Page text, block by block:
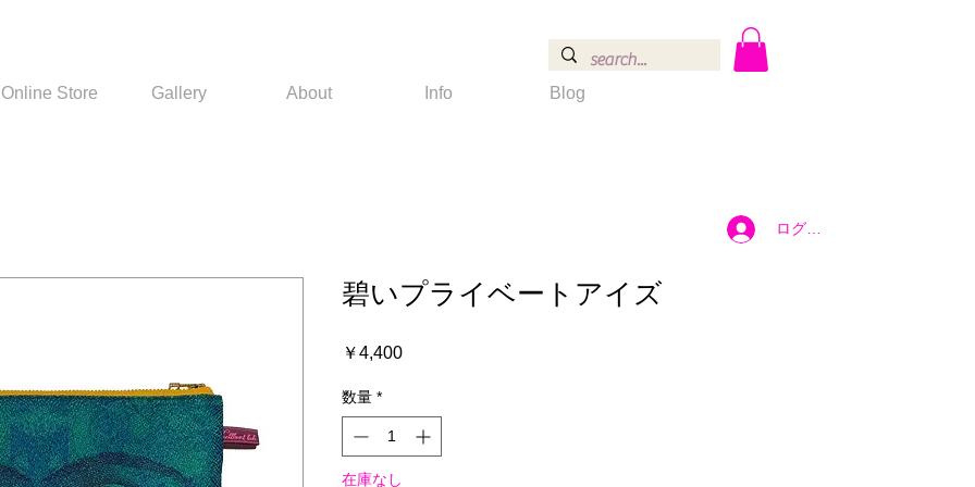
Online Store Gallery About Info Blog
ログイン
碧いプライベートアイズ
￥4,400価
数量 *
在庫なし